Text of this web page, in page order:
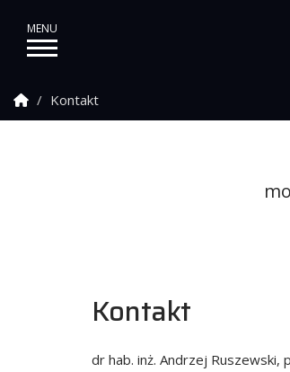
Strona Główna
Kontakt
Kontakt
dr hab. inż. Andrzej Ruszewski,